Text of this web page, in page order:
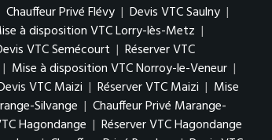
Chauffeur Privé Flévy | Devis VTC Saulny |
à disposition VTC Lorry-lès-Metz |
VTC Semécourt | Réserver VTC
| Mise à disposition VTC Norroy-le-Veneur |
VTC Maizi | Réserver VTC Maizi | Mise
Silvange | Chauffeur Privé Marange-
Hagondange | Réserver VTC Hagondange